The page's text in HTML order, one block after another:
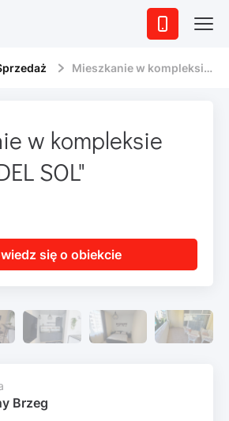
Mieszkanie w kompleksie "BARCO DEL SOL"
w kompleksie
SOL"
się o obiekcie
Brzeg